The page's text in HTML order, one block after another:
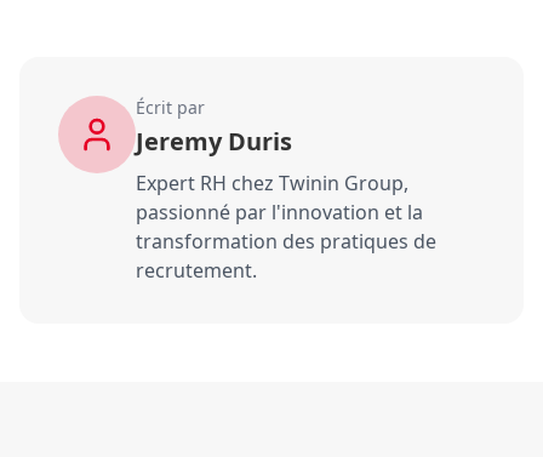
Écrit par
Jeremy Duris
Expert RH chez Twinin Group,
passionné par l'innovation et la
transformation des pratiques de
recrutement.